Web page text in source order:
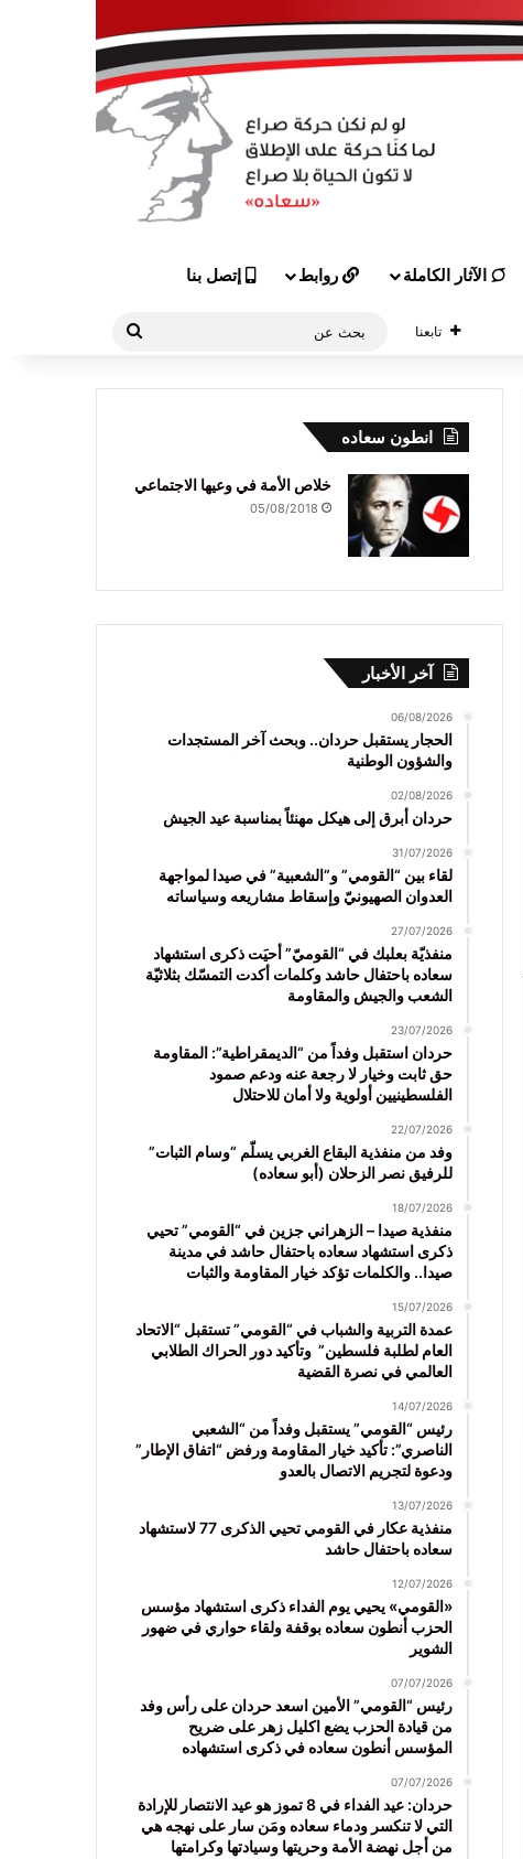
الآثار الكاملة روابط إتصل بنا
تابعنا
انطون سعاده
خلاص الأمة في وعيها الاجتماعي
05/08/2018
آخر الأخبار
06/08/2026
الحجار يستقبل حردان.. وبحث آخر المستجدات
والشؤون الوطنية
02/08/2026
حردان أبرق إلى هيكل مهنئاً بمناسبة عيد الجيش
31/07/2026
لقاء بين “القومي” و”الشعبية” في صيدا لمواجهة
العدوان الصهيونيّ وإسقاط مشاريعه وسياساته
27/07/2026
منفذيّة بعلبك في “القوميّ” أحيَت ذكرى استشهاد
سعاده باحتفال حاشد وكلمات أكدت التمسّك بثلاثيّة
الشعب والجيش والمقاومة
23/07/2026
حردان استقبل وفداً من “الديمقراطية”: المقاومة
حق ثابت وخيار لا رجعة عنه ودعم صمود
الفلسطينيين أولوية ولا أمان للاحتلال
22/07/2026
وفد من منفذية البقاع الغربي يسلّم “وسام الثبات”
للرفيق نصر الزحلان (أبو سعاده)
18/07/2026
منفذية صيدا – الزهراني جزين في “القومي” تحيي
ذكرى استشهاد سعاده باحتفال حاشد في مدينة
صيدا.. والكلمات تؤكد خيار المقاومة والثبات
15/07/2026
عمدة التربية والشباب في “القومي” تستقبل “الاتحاد
العام لطلبة فلسطين” وتأكيد دور الحراك الطلابي
العالمي في نصرة القضية
14/07/2026
رئيس “القومي” يستقبل وفداً من “الشعبي
الناصري”: تأكيد خيار المقاومة ورفض “اتفاق الإطار”
ودعوة لتجريم الاتصال بالعدو
13/07/2026
منفذية عكار في القومي تحيي الذكرى 77 لاستشهاد
سعاده باحتفال حاشد
12/07/2026
«القومي» يحيي يوم الفداء ذكرى استشهاد مؤسس
الحزب أنطون سعاده بوقفة ولقاء حواري في ضهور
الشوير
07/07/2026
رئيس “القومي” الأمين اسعد حردان على رأس وفد
من قيادة الحزب يضع اكليل زهر على ضريح
المؤسس أنطون سعاده في ذكرى استشهاده
07/07/2026
حردان: عيد الفداء في 8 تموز هو عيد الانتصار للإرادة
التي لا تنكسر ودماء سعاده ومَن سار على نهجه هي
من أجل نهضة الأمة وحريتها وسيادتها وكرامتها